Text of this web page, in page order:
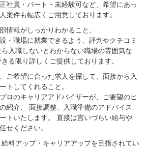
社員・パート・未経験可など、希望にあっ
案件も幅広くご用意しております。
情報がしっかりわかること。
・職場に就業できるよう、評判やクチコミ
入職しないとわからない職場の雰囲気な
る限り詳しくご提供しております。
ご希望に合った求人を探して、面接から入
トしてくれること。
ロのキャリアアドバイザーが、ご要望のヒ
紹介、 面接調整、入職準備のアドバイス
トいたします。 直接は言いづらい給与や
せください。
料アップ・キャリアアップを目指されてい